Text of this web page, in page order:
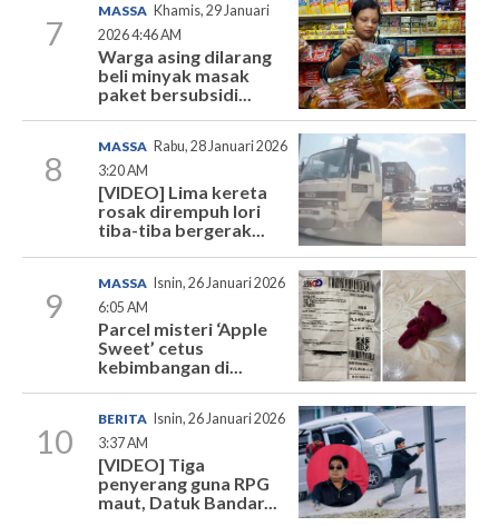
7
MASSA Khamis, 29 Januari
2026 4:46 AM
Warga asing dilarang
beli minyak masak
paket bersubsidi...
8
MASSA Rabu, 28 Januari 2026
3:20 AM
[VIDEO] Lima kereta
rosak dirempuh lori
tiba-tiba bergerak...
9
MASSA Isnin, 26 Januari 2026
6:05 AM
Parcel misteri ‘Apple
Sweet’ cetus
kebimbangan di...
10
BERITA
Isnin, 26 Januari 2026
3:37 AM
[VIDEO] Tiga
penyerang guna RPG
maut, Datuk Bandar...